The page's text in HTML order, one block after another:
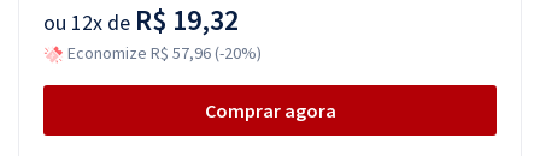
ou 12x de R$ 19,32
Economize R$ 57,96 (-20%)
Comprar agora